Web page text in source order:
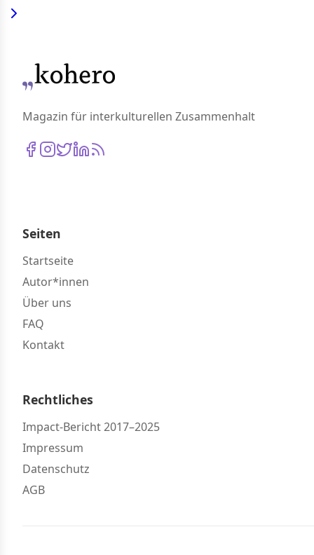
Magazin für interkulturellen Zusammenhalt
Seiten
Startseite
Autor*innen
Über uns
FAQ
Kontakt
Rechtliches
Impact-Bericht 2017–2025
Impressum
Datenschutz
AGB